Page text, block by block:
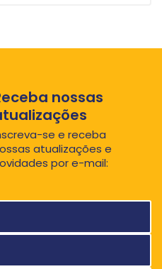
nossas
se e receba
atualizações e
por e-mail: